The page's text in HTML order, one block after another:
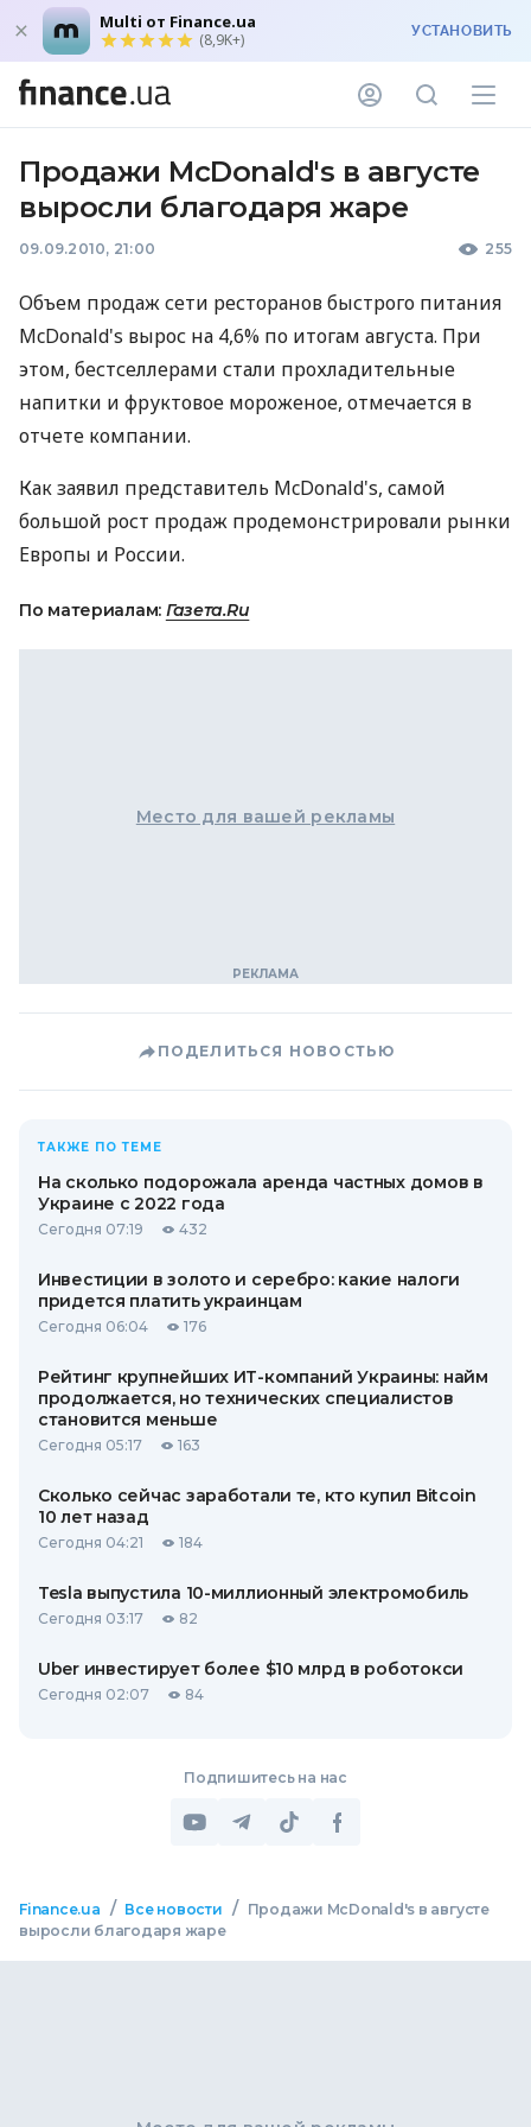
Multi от Finance.ua
(8,9K+) УСТАНОВИТЬ
Продажи McDonald's в августе
выросли благодаря жаре
09.09.2010, 21:00 255
Объем продаж сети ресторанов быстрого питания
McDonald's вырос на 4,6% по итогам августа. При
этом, бестселлерами стали прохладительные
напитки и фруктовое мороженое, отмечается в
отчете компании.
Как заявил представитель McDonald's, самой
большой рост продаж продемонстрировали рынки
Европы и России.
По материалам: Газета.Ru
Место для вашей рекламы
ПОДЕЛИТЬСЯ НОВОСТЬЮ
ТАКЖЕ ПО ТЕМЕ
На сколько подорожала аренда частных домов в
Украине с 2022 года
Сегодня 07:19 432
Инвестиции в золото и серебро: какие налоги
придется платить украинцам
Сегодня 06:04 176
Рейтинг крупнейших ИТ-компаний Украины: найм
продолжается, но технических специалистов
становится меньше
Сегодня 05:17 163
Сколько сейчас заработали те, кто купил Bitcoin
10 лет назад
Сегодня 04:21 184
Tesla выпустила 10-миллионный электромобиль
Сегодня 03:17 82
Uber инвестирует более $10 млрд в роботокси
Сегодня 02:07 84
Подпишитесь на нас
Finance.ua / Все новости /
Продажи McDonald's в августе
выросли благодаря жаре